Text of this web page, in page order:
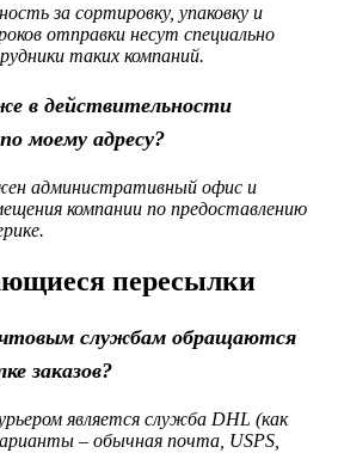
за сортировку, упаковку и
отправки несут специально
таких компаний.
в действительности
моему адресу?
административный офис и
компании по предоставлению
пересылки
службам обращаются
заказов?
является служба DHL (как
– обычная почта, USPS,